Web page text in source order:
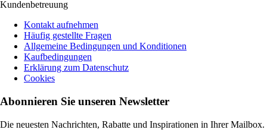
Kundenbetreuung
Kontakt aufnehmen
Häufig gestellte Fragen
Allgemeine Bedingungen und Konditionen
Kaufbedingungen
Erklärung zum Datenschutz
Cookies
Abonnieren Sie unseren Newsletter
Die neuesten Nachrichten, Rabatte und Inspirationen in Ihrer Mailbox.